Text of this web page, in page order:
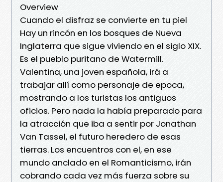
Overview
Cuando el disfraz se convierte en tu piel
Hay un rincón en los bosques de Nueva
Inglaterra que sigue viviendo en el siglo XIX.
Es el pueblo puritano de Watermill.
Valentina, una joven española, irá a
trabajar allí como personaje de epoca,
mostrando a los turistas los antiguos
oficios. Pero nada la había preparado para
la atracción que iba a sentir por Jonathan
Van Tassel, el futuro heredero de esas
tierras. Los encuentros con el, en ese
mundo anclado en el Romanticismo, irán
cobrando cada vez más fuerza sobre su